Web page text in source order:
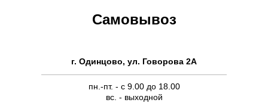
Самовывоз
г. Одинцово, ул. Говорова 2А
пн.-пт. - c 9.00 до 18.00
вс. - выходной